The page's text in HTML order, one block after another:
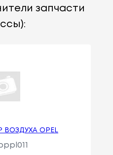
запчасти
OPEL